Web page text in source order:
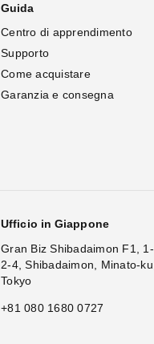
Guida
Centro di apprendimento
Supporto
Come acquistare
Garanzia e consegna
Ufficio in Giappone
Gran Biz Shibadaimon F1, 1-
2-4, Shibadaimon, Minato-ku,
Tokyo
+81 080 1680 0727